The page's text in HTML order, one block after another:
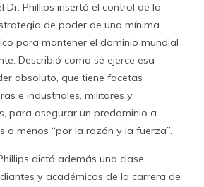
Dr. Phillips insertó el control de la
de poder de una mínima
para mantener el dominio mundial
Describió como se ejerce esa
absoluto, que tiene facetas
e industriales, militares y
para asegurar un predominio a
o menos “por la razón y la fuerza”.
dictó además una clase
y académicos de la carrera de